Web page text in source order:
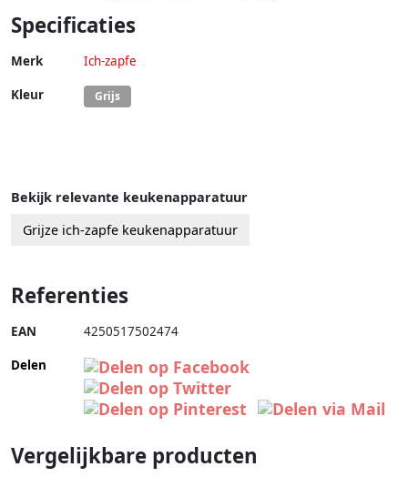
Specificaties
Merk Ich-zapfe
Kleur Grijs
Bekijk relevante keukenapparatuur
Grijze ich-zapfe keukenapparatuur
Referenties
EAN 4250517502474
Delen
Vergelijkbare producten